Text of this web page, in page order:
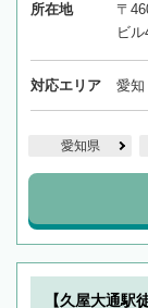
所在地
〒
ビル
対応エリア 愛知
愛知県
【久屋大通駅